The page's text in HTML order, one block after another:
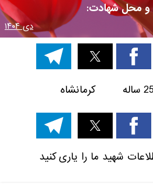
و محل شهادت:
دی ۱۴۰۴
شهید ما را یاری کنید